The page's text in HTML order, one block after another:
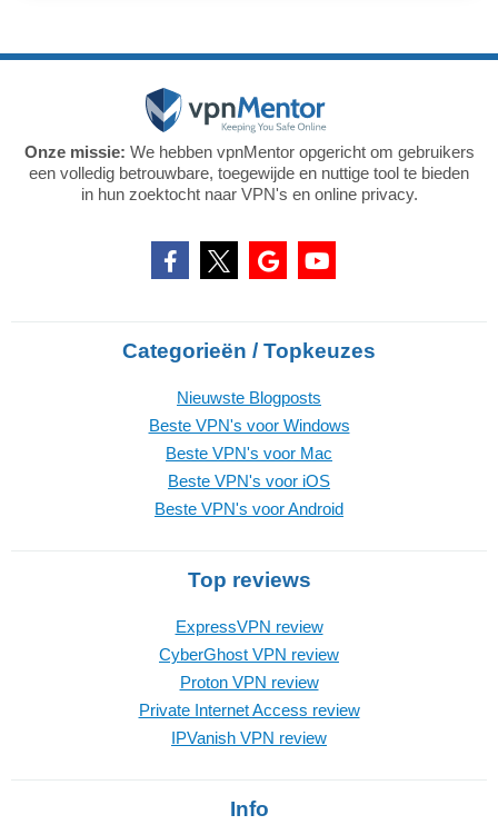
Onze missie: We hebben vpnMentor opgericht om gebruikers
een volledig betrouwbare, toegewijde en nuttige tool te bieden
in hun zoektocht naar VPN's en online privacy.
Categorieën / Topkeuzes
Nieuwste Blogposts
Beste VPN's voor Windows
Beste VPN's voor Mac
Beste VPN's voor iOS
Beste VPN's voor Android
Top reviews
ExpressVPN review
CyberGhost VPN review
Proton VPN review
Private Internet Access review
IPVanish VPN review
Info